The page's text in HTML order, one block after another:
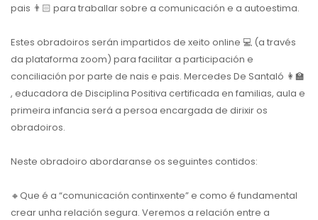
pais 👨🏻 para traballar sobre a comunicación e a autoestima.
Estes obradoiros serán impartidos de xeito online 💻 (a través
da plataforma zoom) para facilitar a participación e
conciliación por parte de nais e pais. Mercedes De Santaló 👩‍🏫
, educadora de Disciplina Positiva certificada en familias, aula e
primeira infancia será a persoa encargada de dirixir os
obradoiros.
Neste obradoiro abordaranse os seguintes contidos:
🔸Que é a “comunicación continxente” e como é fundamental
crear unha relación segura. Veremos a relación entre a